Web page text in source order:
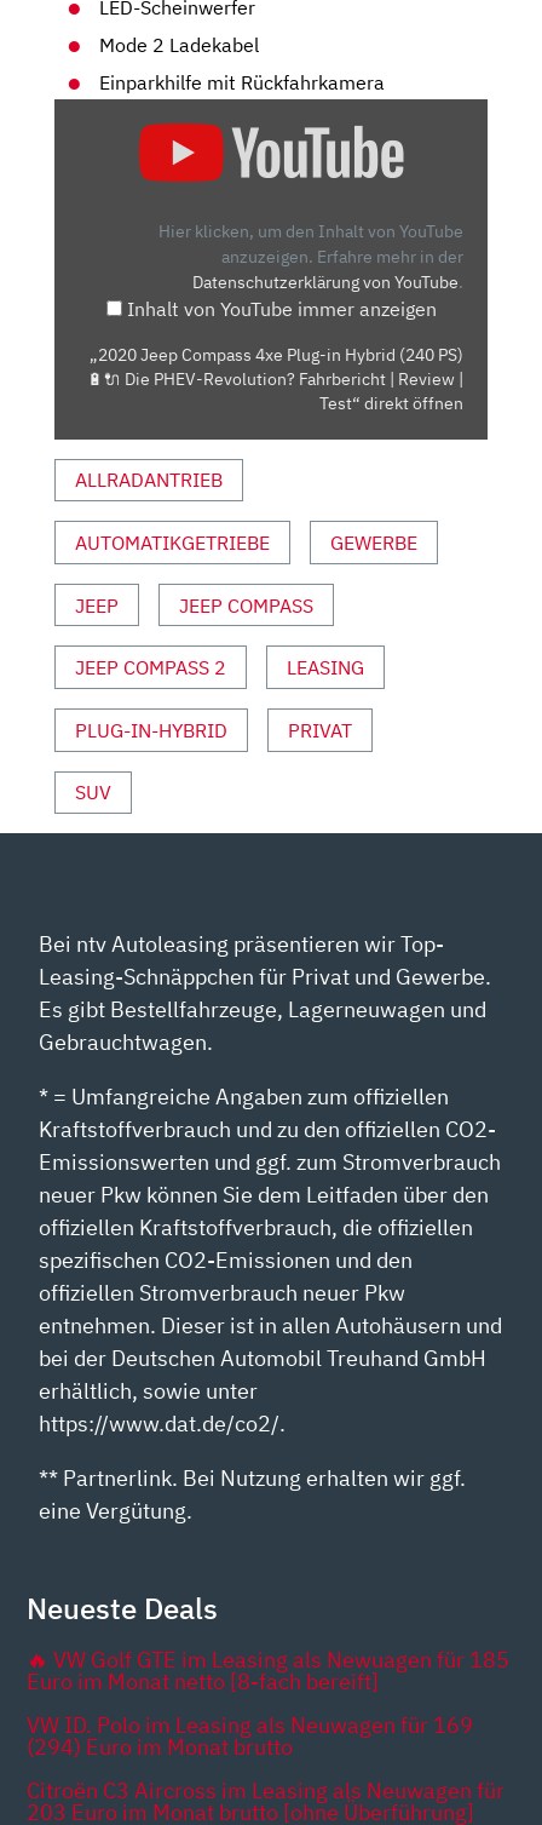
LED-Scheinwerfer
Mode 2 Ladekabel
Einparkhilfe mit Rückfahrkamera
COMPASS
PHEV-
REVOLUTION?
FAHRBERICHT
TEST“
VON
YOUTUBE
ANZEIGEN
Hier klicken, um den Inhalt von YouTube
anzuzeigen. Erfahre mehr in der
Datenschutzerklärung von YouTube.
Inhalt von YouTube immer anzeigen
„2020 Jeep Compass 4xe Plug-in Hybrid (240 PS)
🔋🔌 Die PHEV-Revolution? Fahrbericht | Review |
Test“ direkt öffnen
ALLRADANTRIEB
AUTOMATIKGETRIEBE GEWERBE
JEEP JEEP COMPASS
JEEP COMPASS 2 LEASING
PLUG-IN-HYBRID PRIVAT
SUV
Bei ntv Autoleasing präsentieren wir Top-
Leasing-Schnäppchen für Privat und Gewerbe.
Es gibt Bestellfahrzeuge, Lagerneuwagen und
Gebrauchtwagen.
* = Umfangreiche Angaben zum offiziellen
Kraftstoffverbrauch und zu den offiziellen CO2-
Emissionswerten und ggf. zum Stromverbrauch
neuer Pkw können Sie dem Leitfaden über den
offiziellen Kraftstoffverbrauch, die offiziellen
spezifischen CO2-Emissionen und den
offiziellen Stromverbrauch neuer Pkw
entnehmen. Dieser ist in allen Autohäusern und
bei der Deutschen Automobil Treuhand GmbH
erhältlich, sowie unter
https://www.dat.de/co2/.
** Partnerlink. Bei Nutzung erhalten wir ggf.
eine Vergütung.
Neueste Deals
🔥 VW Golf GTE im Leasing als Newuagen für 185
Euro im Monat netto [8-fach bereift]
VW ID. Polo im Leasing als Neuwagen für 169
(294) Euro im Monat brutto
Citroën C3 Aircross im Leasing als Neuwagen für
203 Euro im Monat brutto [ohne Überführung]